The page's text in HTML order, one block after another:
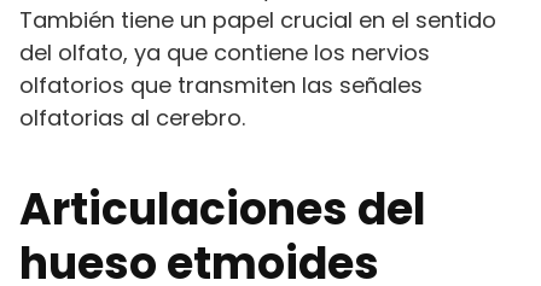
También tiene un papel crucial en el sentido
del olfato, ya que contiene los nervios
olfatorios que transmiten las señales
olfatorias al cerebro.
Articulaciones del
hueso etmoides